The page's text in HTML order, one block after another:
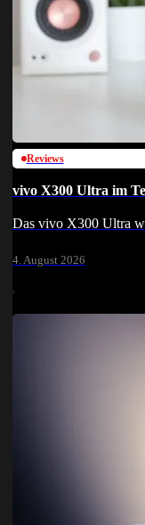
Reviews
vivo X300 Ultra im
Das vivo X300 Ultra
4. August 2026